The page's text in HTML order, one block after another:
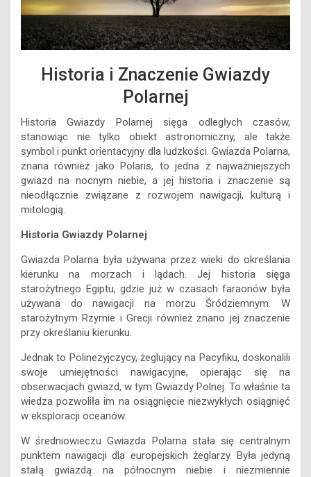
Historia i Znaczenie Gwiazdy
Polarnej
Historia Gwiazdy Polarnej sięga odległych czasów,
stanowiąc nie tylko obiekt astronomiczny, ale także
symbol i punkt orientacyjny dla ludzkości. Gwiazda Polarna,
znana również jako Polaris, to jedna z najważniejszych
gwiazd na nocnym niebie, a jej historia i znaczenie są
nieodłącznie związane z rozwojem nawigacji, kulturą i
mitologią.
Historia Gwiazdy Polarnej
Gwiazda Polarna była używana przez wieki do określania
kierunku na morzach i lądach. Jej historia sięga
starożytnego Egiptu, gdzie już w czasach faraonów była
używana do nawigacji na morzu Śródziemnym. W
starożytnym Rzymie i Grecji również znano jej znaczenie
przy określaniu kierunku.
Jednak to Polinezyjczycy, żeglujący na Pacyfiku, doskonalili
swoje umiejętności nawigacyjne, opierając się na
obserwacjach gwiazd, w tym Gwiazdy Polnej. To właśnie ta
wiedza pozwoliła im na osiągnięcie niezwykłych osiągnięć
w eksploracji oceanów.
W średniowieczu Gwiazda Polarna stała się centralnym
punktem nawigacji dla europejskich żeglarzy. Była jedyną
stałą gwiazdą na północnym niebie i niezmiennie